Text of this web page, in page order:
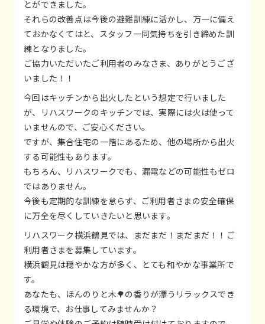
とができました。
それらの改善点は今後の避難訓練に活かし、万一に備え
ておかなくてはと、スタッフ一同気持ちを引き締めた訓
練となりました。
ご協力いただいたご利用者のみなさま、ありがとうござ
いました！！
今回はキッチンから出火したという想定で行いました
が、リハスワークのキッチンでは、実際には火は使って
いませんので、ご安心ください。
ですが、集合住宅の一階にあるため、他の場所から出火
する可能性もあります。
もちろん、リハスワークでも、漏電などの可能性もゼロ
ではありません。
今後も定期的な訓練を怠らず、ご利用者さまの安全確保
に万全を尽くしていきたいと思います。
リハスワーク横浜鶴見では、まだまだ！まだまだ！！ご
利用者さまを募集しています。
横浜鶴見は穏やかな方が多く、とても和やかな事業所で
す。
あなたも、ほんのりと木🌳の香りが漂うリラックスでき
る環境で、お仕事してみませんか？